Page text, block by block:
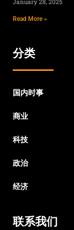
January 28, 2025
Read More »
分类
国内时事
商业
科技
政治
经济
联系我们